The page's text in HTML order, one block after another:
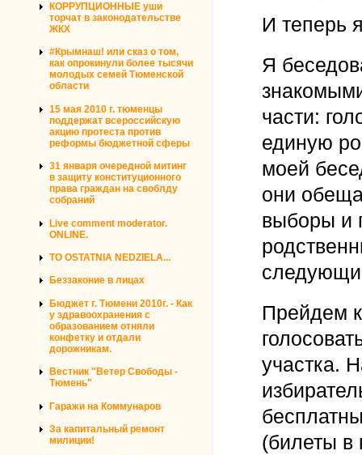
КОРРУПЦИОННЫЕ уши
торчат в законодательстве
ЖКХ
#Крымнаш! или сказ о том,
как опрокинули более тысячи
молодых семей Тюменской
области
15 мая 2010 г. тюменцы
поддержат всероссийскую
акцию протеста против
реформы бюджетной сферы
31 января очередной митинг
в защиту конституционного
права граждан на своблду
собраний
Live comment moderator.
ONLINE.
TO OSTATNIA NEDZIELA...
Беззаконие в лицах
Бюджет г. Тюмени 2010г. - Как
у здравоохранения с
образованием отняли
конфетку и отдали
дорожникам.
Вестник "Ветер Свободы -
Тюмень"
Гаражи на Коммунаров
За капитальный ремонт
милиции!
И теперь
Я
части:
единую
моей
они
выборы и
Прейдем
участка.
(билеты в